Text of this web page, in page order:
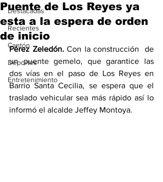
Destacadas
Recientes
Cantón
Deportes
Entretenimiento
Puente de Los Reyes ya
esta a la espera de orden
de inicio
Pérez Zeledón. Con la construcción  de
un puente gemelo, que garantice las
dos vías en el paso de Los Reyes en
Barrio Santa Cecilia, se espera que el
traslado vehicular sea más rápido así lo
informó el alcalde Jeffey Montoya.